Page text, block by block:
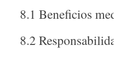
8.1 Beneficios
8.2